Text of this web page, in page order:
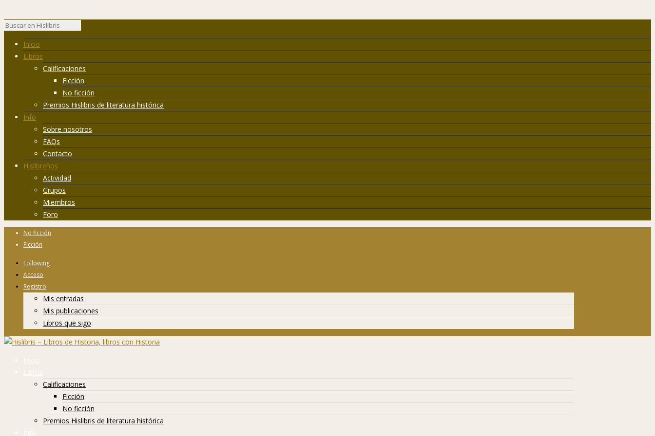
Inicio
Libros
Calificaciones
Ficción
No ficción
Premios Hislibris de literatura histórica
Info
Sobre nosotros
FAQs
Contacto
Hislibreños
Actividad
Grupos
Miembros
Foro
No ficción
Ficción
Following
Acceso
Registro
Mis entradas
Mis publicaciones
Libros que sigo
Inicio
Libros
Calificaciones
Ficción
No ficción
Premios Hislibris de literatura histórica
Info